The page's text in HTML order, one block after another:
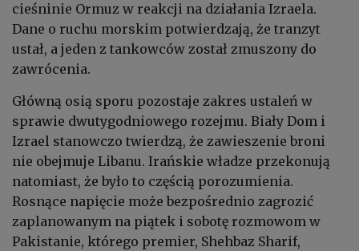
cieśninie Ormuz w reakcji na działania Izraela.
Dane o ruchu morskim potwierdzają, że tranzyt
ustał, a jeden z tankowców został zmuszony do
zawrócenia.
Główną osią sporu pozostaje zakres ustaleń w
sprawie dwutygodniowego rozejmu. Biały Dom i
Izrael stanowczo twierdzą, że zawieszenie broni
nie obejmuje Libanu. Irańskie władze przekonują
natomiast, że było to częścią porozumienia.
Rosnące napięcie może bezpośrednio zagrozić
zaplanowanym na piątek i sobotę rozmowom w
Pakistanie, którego premier, Shehbaz Sharif,